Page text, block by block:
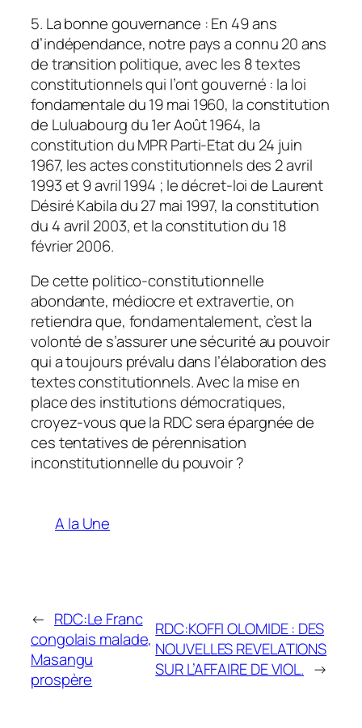
5. La bonne gouvernance : En 49 ans
d’indépendance, notre pays a connu 20 ans
de transition politique, avec les 8 textes
constitutionnels qui l’ont gouverné : la loi
fondamentale du 19 mai 1960, la constitution
de Luluabourg du 1er Août 1964, la
constitution du MPR Parti-Etat du 24 juin
1967, les actes constitutionnels des 2 avril
1993 et 9 avril 1994 ; le décret-loi de Laurent
Désiré Kabila du 27 mai 1997, la constitution
du 4 avril 2003, et la constitution du 18
février 2006.
De cette politico-constitutionnelle
abondante, médiocre et extravertie, on
retiendra que, fondamentalement, c’est la
volonté de s’assurer une sécurité au pouvoir
qui a toujours prévalu dans l’élaboration des
textes constitutionnels. Avec la mise en
place des institutions démocratiques,
croyez-vous que la RDC sera épargnée de
ces tentatives de pérennisation
inconstitutionnelle du pouvoir ?
A la Une
← RDC:Le Franc
congolais malade,
Masangu
prospère
RDC:KOFFI OLOMIDE : DES
NOUVELLES REVELATIONS
SUR L’AFFAIRE DE VIOL. →